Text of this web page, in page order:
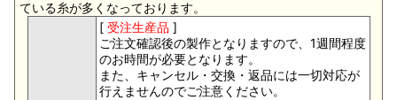
ている糸が多くなっております。
[ 受注生産品 ]
ご注文確認後の製作となりますので、1週間程度
のお時間が必要となります。
また、キャンセル・交換・返品には一切対応が
行えませんのでご注意ください。